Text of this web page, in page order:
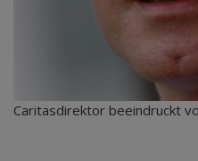
Caritasdirektor beeindruckt